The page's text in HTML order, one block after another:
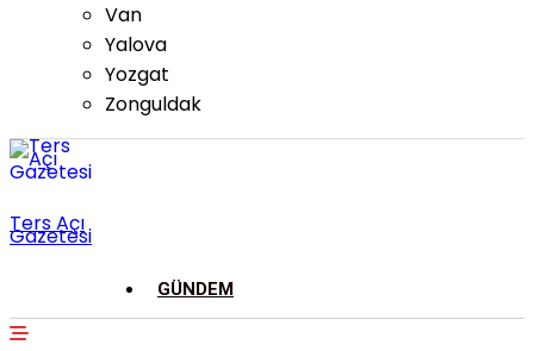
Van
Yalova
Yozgat
Zonguldak
Ters Açı
Gazetesi
GÜNDEM